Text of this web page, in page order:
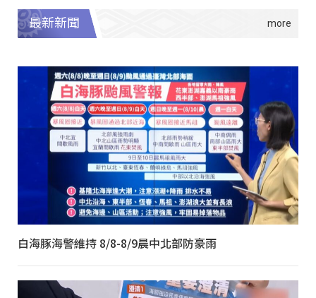
最新新聞
白海豚海警維持 8/8-8/9晨中北部防豪雨